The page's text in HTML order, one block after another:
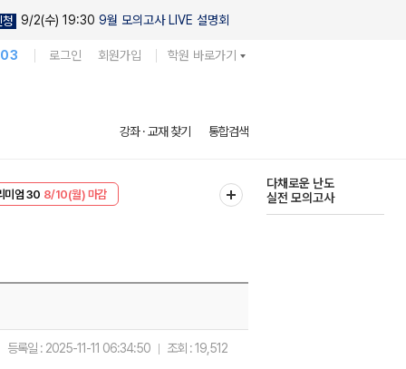
9/2(수) 19:30 9월 모의고사 LIVE 설명회
로그인 회원가입 학원 바로가기
강좌 · 교재 찾기 통합검색
8/10(월) 마감
다채로운 난도
실전 모의고사
등록일 : 2025-11-11 06:34:50 조회 :19,512